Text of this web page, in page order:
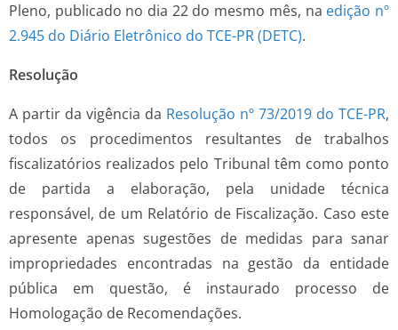
Pleno, publicado no dia 22 do mesmo mês, na edição nº
2.945 do Diário Eletrônico do TCE-PR (DETC).
Resolução
A partir da vigência da Resolução nº 73/2019 do TCE-PR,
todos os procedimentos resultantes de trabalhos
fiscalizatórios realizados pelo Tribunal têm como ponto
de partida a elaboração, pela unidade técnica
responsável, de um Relatório de Fiscalização. Caso este
apresente apenas sugestões de medidas para sanar
impropriedades encontradas na gestão da entidade
pública em questão, é instaurado processo de
Homologação de Recomendações.